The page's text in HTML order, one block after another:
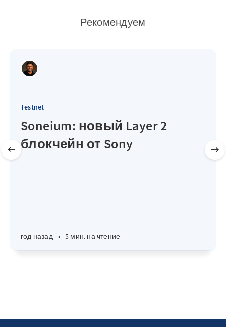
Рекомендуем
Testnet
Soneium: новый Layer 2
блокчейн от Sony
год назад • 5 мин. на чтение